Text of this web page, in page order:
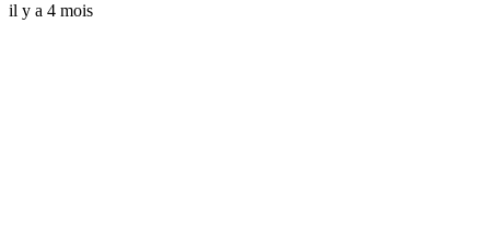
il y a 4 mois